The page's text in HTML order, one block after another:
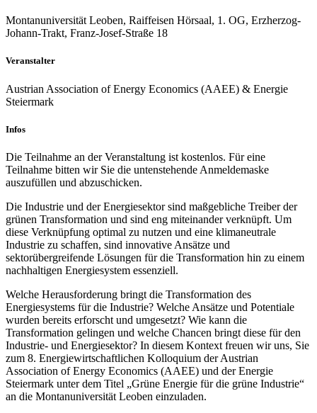
Montanuniversität Leoben, Raiffeisen Hörsaal, 1. OG, Erzherzog-
Johann-Trakt, Franz-Josef-Straße 18
Veranstalter
Austrian Association of Energy Economics (AAEE) & Energie
Steiermark
Infos
Die Teilnahme an der Veranstaltung ist kostenlos. Für eine
Teilnahme bitten wir Sie die untenstehende Anmeldemaske
auszufüllen und abzuschicken.
Die Industrie und der Energiesektor sind maßgebliche Treiber der
grünen Transformation und sind eng miteinander verknüpft. Um
diese Verknüpfung optimal zu nutzen und eine klimaneutrale
Industrie zu schaffen, sind innovative Ansätze und
sektorübergreifende Lösungen für die Transformation hin zu einem
nachhaltigen Energiesystem essenziell.
Welche Herausforderung bringt die Transformation des
Energiesystems für die Industrie? Welche Ansätze und Potentiale
wurden bereits erforscht und umgesetzt? Wie kann die
Transformation gelingen und welche Chancen bringt diese für den
Industrie- und Energiesektor? In diesem Kontext freuen wir uns, Sie
zum 8. Energiewirtschaftlichen Kolloquium der Austrian
Association of Energy Economics (AAEE) und der Energie
Steiermark unter dem Titel „Grüne Energie für die grüne Industrie“
an die Montanuniversität Leoben einzuladen.